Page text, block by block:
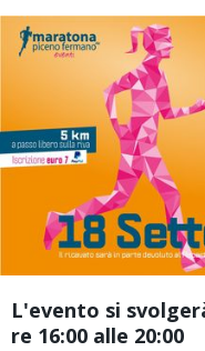
L'evento si
re 16:00 alle 20:00